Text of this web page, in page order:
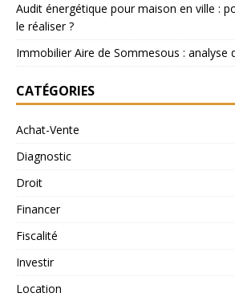
Audit énergétique pour maison en ville :
le réaliser ?
Immobilier Aire de Sommesous : analyse
CATÉGORIES
Achat-Vente
Diagnostic
Droit
Financer
Fiscalité
Investir
Location